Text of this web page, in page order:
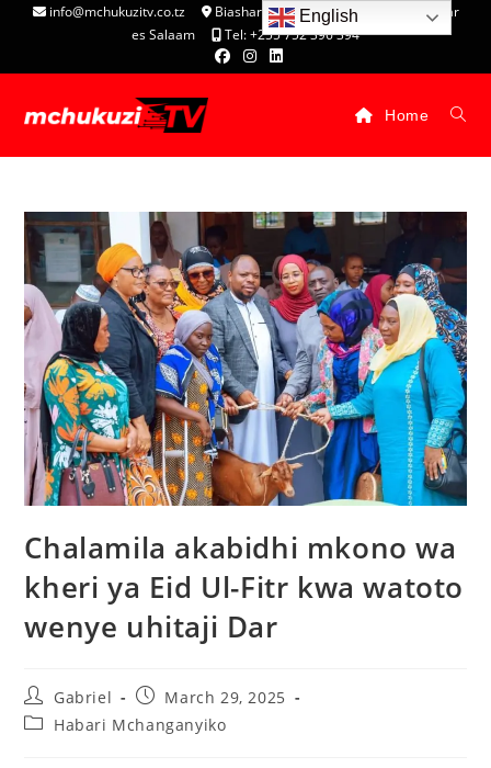
info@mchukuzitv.co.tz
Biashara Complex - P.O. Box 25074, Dar
es Salaam
Tel: +255 752 396 394
Home
Chalamila akabidhi mkono wa
kheri ya Eid Ul-Fitr kwa watoto
wenye uhitaji Dar
Gabriel
March 29, 2025
Habari Mchanganyiko
English